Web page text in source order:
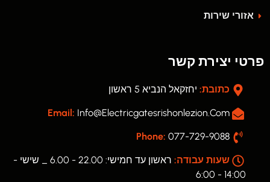
אזורי שירות
פרטי יצירת קשר
כתובת: יחזקאל הנביא 5 ראשון
Email: Info@electricgatesrishonlezion.com
Phone: 077-729-9088
שעות עבודה:
ראשון עד חמישי: 22.00 - 6.00 _ שישי -
14:00 - 6:00